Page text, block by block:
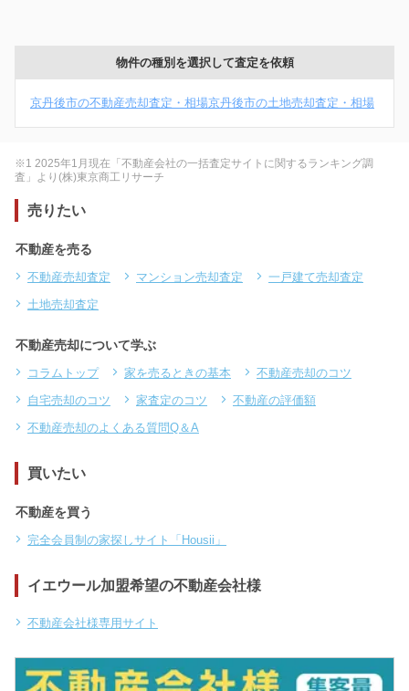
物件の種別を選択して査定を依頼
京丹後市の不動産売却査定・相場京丹後市の土地売却査定・相場
※1 2025年1月現在「不動産会社の一括査定サイトに関するランキング調
査」より(株)東京商工リサーチ
売りたい
不動産を売る
不動産売却査定 マンション売却査定
一戸建て売却査定
土地売却査定
不動産売却について学ぶ
コラムトップ 家を売るときの基本
不動産売却のコツ
自宅売却のコツ
家査定のコツ
不動産の評価額
不動産売却のよくある質問Q＆A
買いたい
不動産を買う
完全会員制の家探しサイト「Housii」
イエウール加盟希望の不動産会社様
不動産会社様専用サイト